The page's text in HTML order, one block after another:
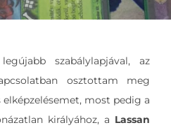
szabálylapjával, az
osztottam meg
most pedig a
királyához, a Lassan